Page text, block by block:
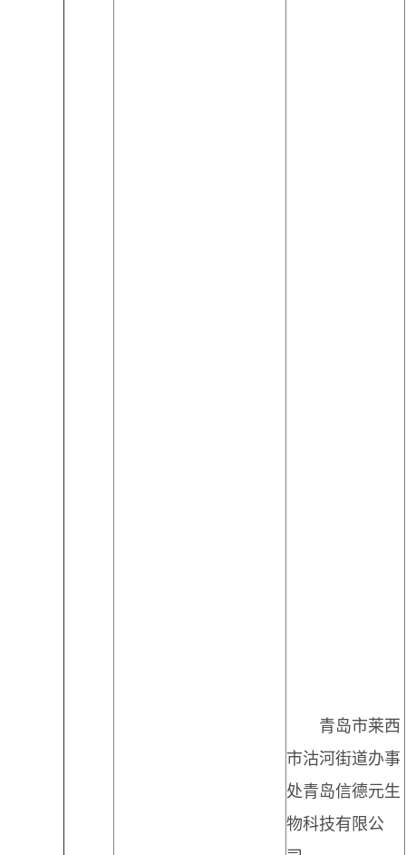
青岛市莱西
市沽河街道办事
处青岛信德元生
物科技有限公